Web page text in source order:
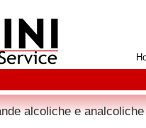
alcoliche e